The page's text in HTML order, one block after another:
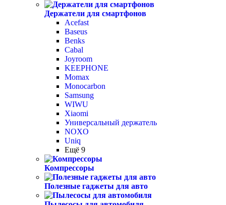
Держатели для смартфонов
Acefast
Baseus
Benks
Cabal
Joyroom
KEEPHONE
Momax
Monocarbon
Samsung
WIWU
Xiaomi
Универсальный держатель
NOXO
Uniq
Ещё 9
Компрессоры
Полезные гаджеты для авто